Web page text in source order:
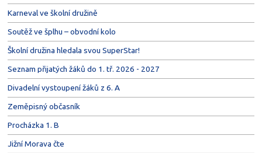
Karneval ve školní družině
Soutěž ve šplhu – obvodní kolo
Školní družina hledala svou SuperStar!
Seznam přijatých žáků do 1. tř. 2026 - 2027
Divadelní vystoupení žáků z 6. A
Zeměpisný občasník
Procházka 1. B
Jižní Morava čte